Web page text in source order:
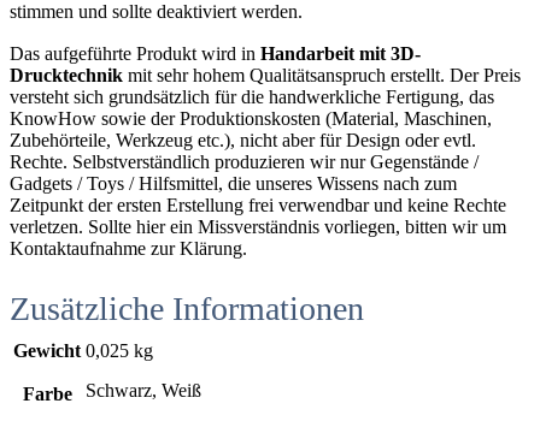
stimmen und sollte deaktiviert werden.
Das aufgeführte Produkt wird in Handarbeit mit 3D-
Drucktechnik mit sehr hohem Qualitätsanspruch erstellt. Der Preis
versteht sich grundsätzlich für die handwerkliche Fertigung, das
KnowHow sowie der Produktionskosten (Material, Maschinen,
Zubehörteile, Werkzeug etc.), nicht aber für Design oder evtl.
Rechte. Selbstverständlich produzieren wir nur Gegenstände /
Gadgets / Toys / Hilfsmittel, die unseres Wissens nach zum
Zeitpunkt der ersten Erstellung frei verwendbar und keine Rechte
verletzen. Sollte hier ein Missverständnis vorliegen, bitten wir um
Kontaktaufnahme zur Klärung.
Zusätzliche Informationen
Gewicht 0,025 kg
Farbe Schwarz, Weiß